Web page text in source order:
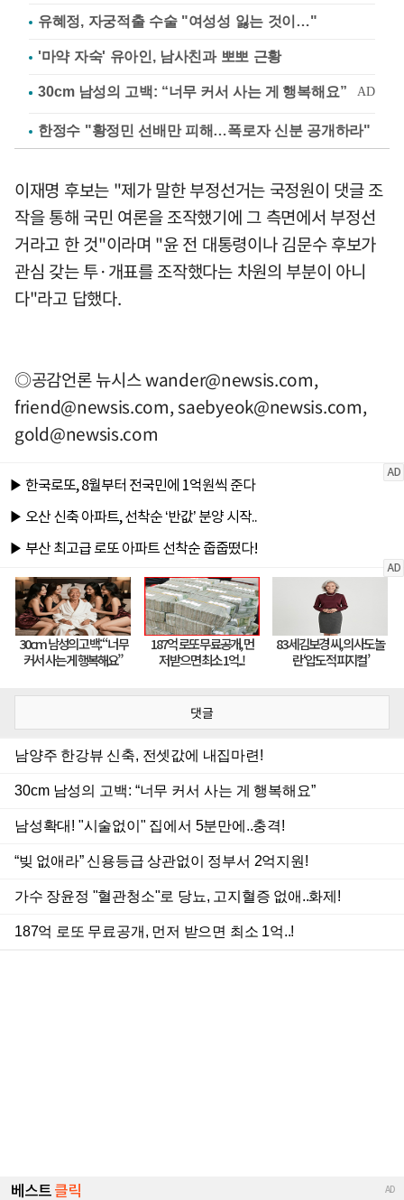
유혜정, 자궁적출 수술 "여성성 잃는 것이…"
'마약 자숙' 유아인, 남사친과 뽀뽀 근황
한정수 "황정민 선배만 피해…폭로자 신분 공개하라"
이재명 후보는 "제가 말한 부정선거는 국정원이 댓글 조
작을 통해 국민 여론을 조작했기에 그 측면에서 부정선
거라고 한 것"이라며 "윤 전 대통령이나 김문수 후보가
관심 갖는 투·개표를 조작했다는 차원의 부분이 아니
다"라고 답했다.
◎공감언론 뉴시스wander@newsis.com,
friend@newsis.com,saebyeok@newsis.com,
gold@newsis.com
댓글